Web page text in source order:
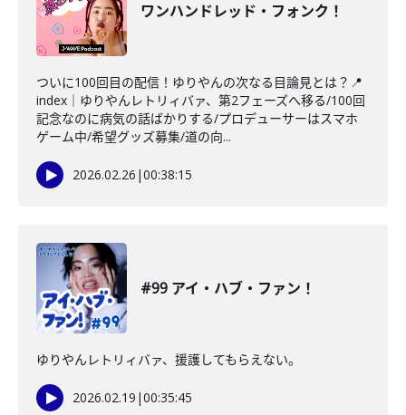
ワンハンドレッド・フォンク！
ついに100回目の配信！ゆりやんの次なる目論見とは？📍
index｜ゆりやんレトリィバァ、第2フェーズへ移る/100回
記念なのに病気の話ばかりする/プロデューサーはスマホ
ゲーム中/希望グッズ募集/道の向...
2026.02.26 |00:38:15
#99 アイ・ハブ・ファン！
ゆりやんレトリィバァ、援護してもらえない。
2026.02.19 |00:35:45